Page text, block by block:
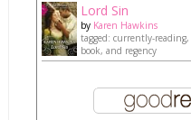
Lord Sin
by Karen Hawkins
tagged: currently-
book, and regency